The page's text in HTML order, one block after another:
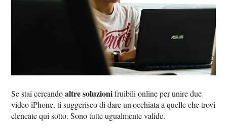
Se stai cercandoaltre soluzionifruibili online per unire due
video iPhone, ti suggerisco di dare un'occhiata a quelle che trovi
elencate qui sotto. Sono tutte ugualmente valide.